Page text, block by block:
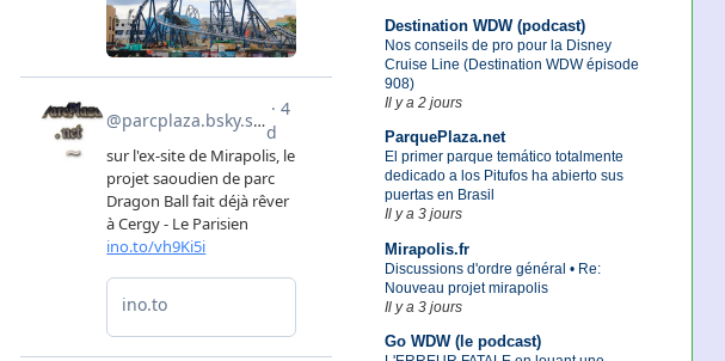
Destination WDW (podcast)
Nos conseils de pro pour la Disney
Cruise Line (Destination WDW épisode
908)
Il y a 2 jours
ParquePlaza.net
El primer parque temático totalmente
dedicado a los Pitufos ha abierto sus
puertas en Brasil
Il y a 3 jours
Mirapolis.fr
Discussions d'ordre général • Re:
Nouveau projet mirapolis
Il y a 3 jours
Go WDW (le podcast)